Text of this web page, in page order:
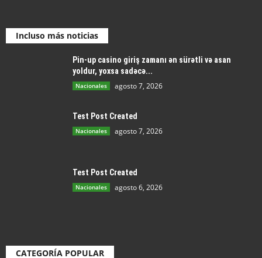
Incluso más noticias
Pin-up casino giriş zamanı ən sürətli və asan
yoldur, yoxsa sadəcə...
Nacionales agosto 7, 2026
Test Post Created
Nacionales agosto 7, 2026
Test Post Created
Nacionales agosto 6, 2026
CATEGORÍA POPULAR